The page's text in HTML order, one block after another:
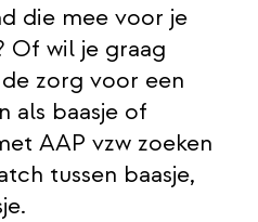
die mee voor je
Of wil je graag
zorg voor een
als baasje of
AAP vzw zoeken
tussen baasje,